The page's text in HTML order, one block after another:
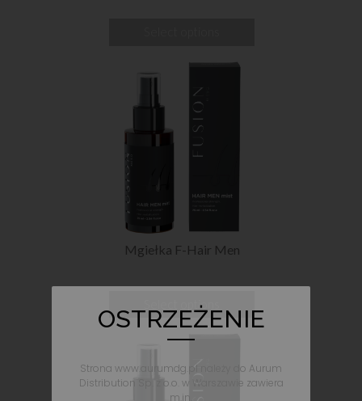
Mgiełka F-Hair Men
Select options
OSTRZEŻENIE
Strona www.aurumdg.pl należy do Aurum
Distribution Sp. z o.o. w Warszawie zawiera
m.in.